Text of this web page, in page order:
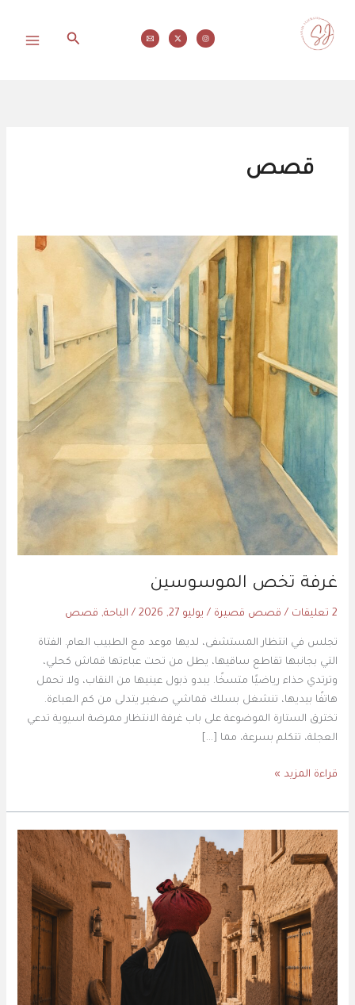
المحتوى
البحث
قصص
غرفة تخص الموسوسين
2 تعليقات / قصص قصيرة / يوليو 27, 2026 / الباحة, قصص
تجلس في انتظار المستشفى، لديها موعد مع الطبيب العام. الفتاة
التي بجانبها تقاطع ساقيها، يطل من تحت عباءتها قماش كحلي،
وترتدي حذاء رياضيًا متسخًا. يبدو ذبول عينيها من النقاب، ولا تحمل
هاتفًا بيديها، تنشغل بسلك قماشي صغير يتدلى من كم العباءة.
تخترق الستارة الموضوعة على باب غرفة الانتظار ممرضة اسيوية تدعي
العجلة، تتكلم بسرعة، مما […]
غرفة
الموسوسين
قراءة المزيد »
عودة
هيا